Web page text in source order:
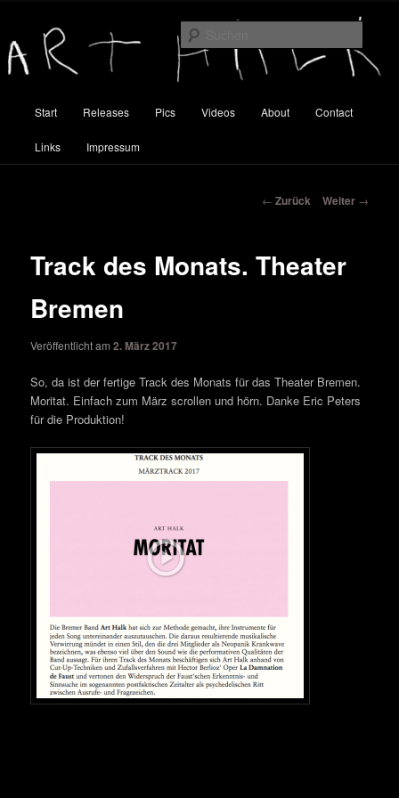
wechseln
Art Halk
Start Releases Pics Videos About Contact
Links Impressum
Beitragsnavigation
← Zurück Weiter →
Track des Monats. Theater
Bremen
Veröffentlicht am2. März 2017
So, da ist der fertige Track des Monats für das Theater Bremen.
Moritat. Einfach zum März scrollen und hörn. Danke Eric Peters
für die Produktion!